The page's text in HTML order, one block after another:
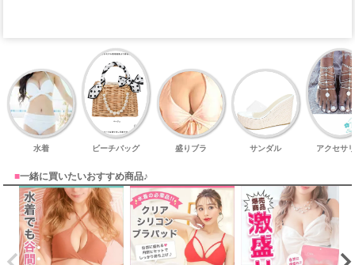
水着 ビーチバッグ 盛りブラ サンダル アクセサ
■一緒に買いたいおすすめ商品♪